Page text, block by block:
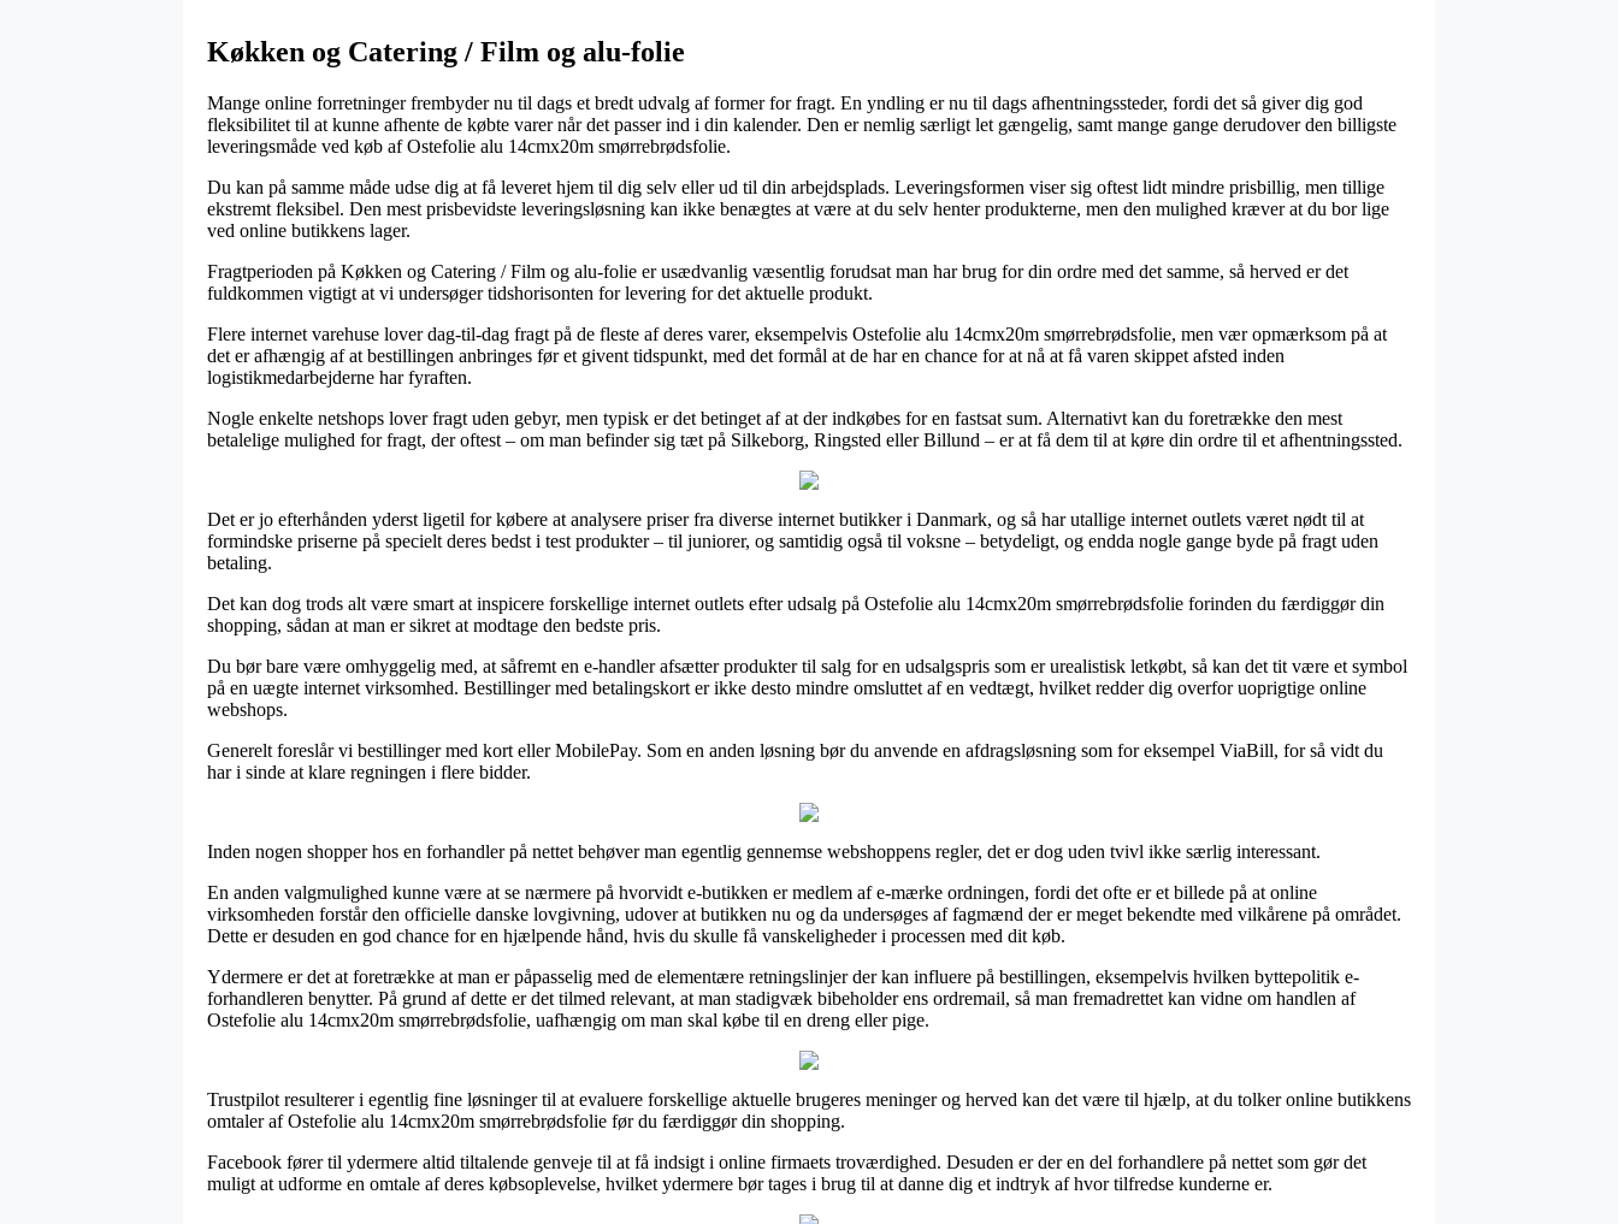
Køkken og Catering / Film og alu-folie
Mange online forretninger frembyder nu til dags et bredt udvalg af former for fragt. En yndling er nu til dags afhentningssteder, fordi det så giver dig god
fleksibilitet til at kunne afhente de købte varer når det passer ind i din kalender. Den er nemlig særligt let gængelig, samt mange gange derudover den billigste
leveringsmåde ved køb af Ostefolie alu 14cmx20m smørrebrødsfolie.
Du kan på samme måde udse dig at få leveret hjem til dig selv eller ud til din arbejdsplads. Leveringsformen viser sig oftest lidt mindre prisbillig, men tillige
ekstremt fleksibel. Den mest prisbevidste leveringsløsning kan ikke benægtes at være at du selv henter produkterne, men den mulighed kræver at du bor lige
ved online butikkens lager.
Fragtperioden på Køkken og Catering / Film og alu-folie er usædvanlig væsentlig forudsat man har brug for din ordre med det samme, så herved er det
fuldkommen vigtigt at vi undersøger tidshorisonten for levering for det aktuelle produkt.
Flere internet varehuse lover dag-til-dag fragt på de fleste af deres varer, eksempelvis Ostefolie alu 14cmx20m smørrebrødsfolie, men vær opmærksom på at
det er afhængig af at bestillingen anbringes før et givent tidspunkt, med det formål at de har en chance for at nå at få varen skippet afsted inden
logistikmedarbejderne har fyraften.
Nogle enkelte netshops lover fragt uden gebyr, men typisk er det betinget af at der indkøbes for en fastsat sum. Alternativt kan du foretrække den mest
betalelige mulighed for fragt, der oftest – om man befinder sig tæt på Silkeborg, Ringsted eller Billund – er at få dem til at køre din ordre til et afhentningssted.
Det er jo efterhånden yderst ligetil for købere at analysere priser fra diverse internet butikker i Danmark, og så har utallige internet outlets været nødt til at
formindske priserne på specielt deres bedst i test produkter – til juniorer, og samtidig også til voksne – betydeligt, og endda nogle gange byde på fragt uden
betaling.
Det kan dog trods alt være smart at inspicere forskellige internet outlets efter udsalg på Ostefolie alu 14cmx20m smørrebrødsfolie forinden du færdiggør din
shopping, sådan at man er sikret at modtage den bedste pris.
Du bør bare være omhyggelig med, at såfremt en e-handler afsætter produkter til salg for en udsalgspris som er urealistisk letkøbt, så kan det tit være et symbol
på en uægte internet virksomhed. Bestillinger med betalingskort er ikke desto mindre omsluttet af en vedtægt, hvilket redder dig overfor uoprigtige online
webshops.
Generelt foreslår vi bestillinger med kort eller MobilePay. Som en anden løsning bør du anvende en afdragsløsning som for eksempel ViaBill, for så vidt du
har i sinde at klare regningen i flere bidder.
Inden nogen shopper hos en forhandler på nettet behøver man egentlig gennemse webshoppens regler, det er dog uden tvivl ikke særlig interessant.
En anden valgmulighed kunne være at se nærmere på hvorvidt e-butikken er medlem af e-mærke ordningen, fordi det ofte er et billede på at online
virksomheden forstår den officielle danske lovgivning, udover at butikken nu og da undersøges af fagmænd der er meget bekendte med vilkårene på området.
Dette er desuden en god chance for en hjælpende hånd, hvis du skulle få vanskeligheder i processen med dit køb.
Ydermere er det at foretrække at man er påpasselig med de elementære retningslinjer der kan influere på bestillingen, eksempelvis hvilken byttepolitik e-
forhandleren benytter. På grund af dette er det tilmed relevant, at man stadigvæk bibeholder ens ordremail, så man fremadrettet kan vidne om handlen af
Ostefolie alu 14cmx20m smørrebrødsfolie, uafhængig om man skal købe til en dreng eller pige.
Trustpilot resulterer i egentlig fine løsninger til at evaluere forskellige aktuelle brugeres meninger og herved kan det være til hjælp, at du tolker online butikkens
omtaler af Ostefolie alu 14cmx20m smørrebrødsfolie før du færdiggør din shopping.
Facebook fører til ydermere altid tiltalende genveje til at få indsigt i online firmaets troværdighed. Desuden er der en del forhandlere på nettet som gør det
muligt at udforme en omtale af deres købsoplevelse, hvilket ydermere bør tages i brug til at danne dig et indtryk af hvor tilfredse kunderne er.